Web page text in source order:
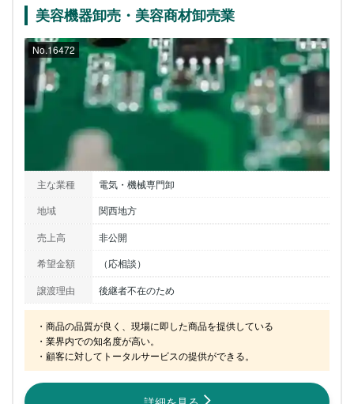
美容機器卸売・美容商材卸売業
No.16472
主な業種
電気・機械専門卸
地域
関西地方
売上高
非公開
希望金額
（応相談）
譲渡理由
後継者不在のため
・商品の品質が良く、現場に即した商品を提供している
・業界内での知名度が高い。
・顧客に対してトータルサービスの提供ができる。